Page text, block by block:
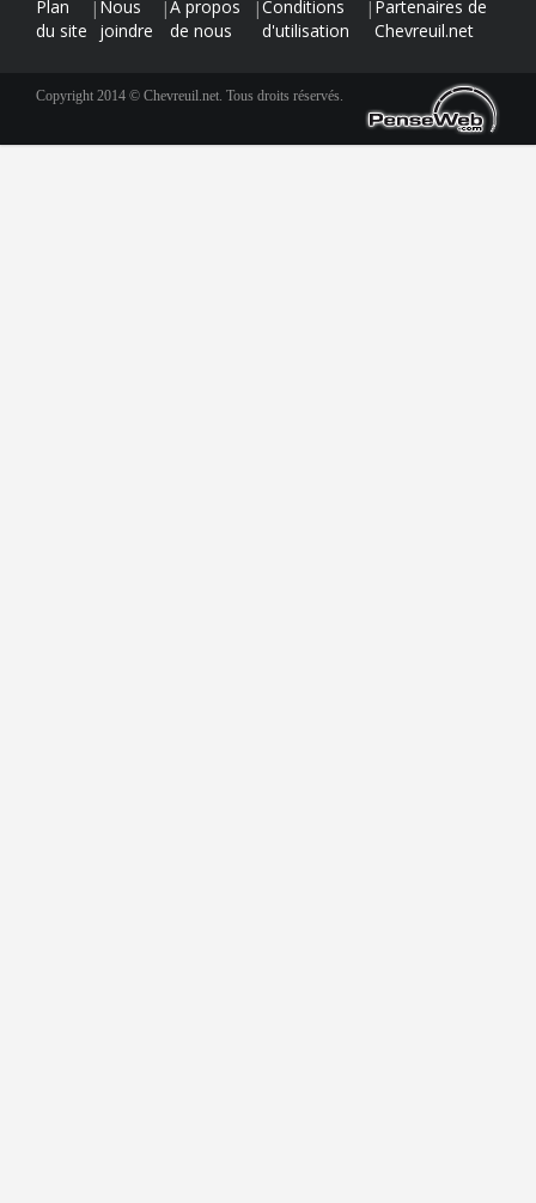
Plan
du site
| Nous
joindre
|À propos
de nous
|Conditions
d'utilisation
| Partenaires de
Chevreuil.net
Copyright 2014 © Chevreuil.net. Tous droits réservés.